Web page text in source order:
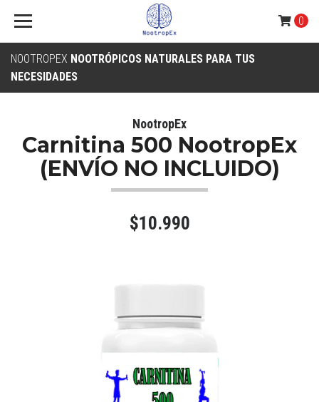
NOOTROPEX NOOTRÓPICOS NATURALES PARA TUS
NECESIDADES
0
NootropEx
Carnitina 500 NootropEx
(ENVÍO NO INCLUIDO)
$10.990